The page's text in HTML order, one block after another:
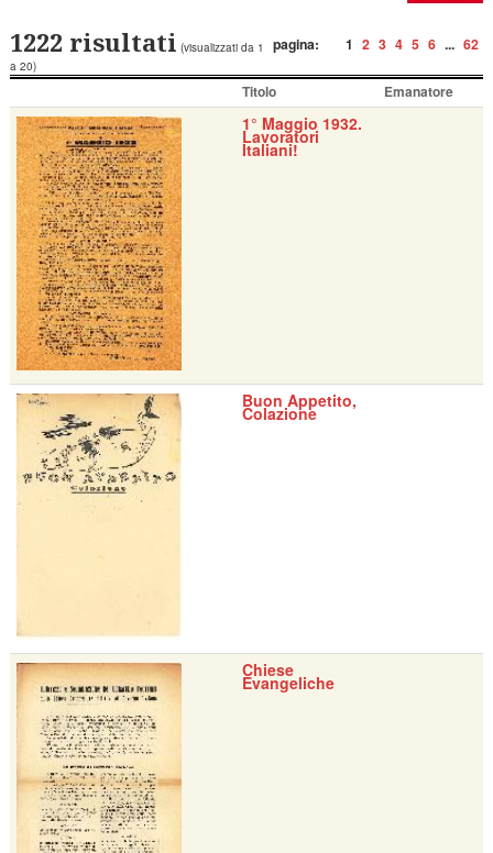
pagina: 1 2 3 4 5 6 ... 62
1222 risultati (visualizzati da 1
a 20)
Titolo Emanatore
1° Maggio 1932.
Lavoratori
Italiani!
Buon Appetito,
Colazione
Chiese
Evangeliche